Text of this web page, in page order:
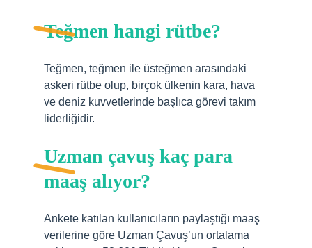
Teğmen hangi rütbe?
Teğmen, teğmen ile üsteğmen arasındaki
askeri rütbe olup, birçok ülkenin kara, hava
ve deniz kuvvetlerinde başlıca görevi takım
liderliğidir.
Uzman çavuş kaç para
maaş alıyor?
Ankete katılan kullanıcıların paylaştığı maaş
verilerine göre Uzman Çavuş’un ortalama